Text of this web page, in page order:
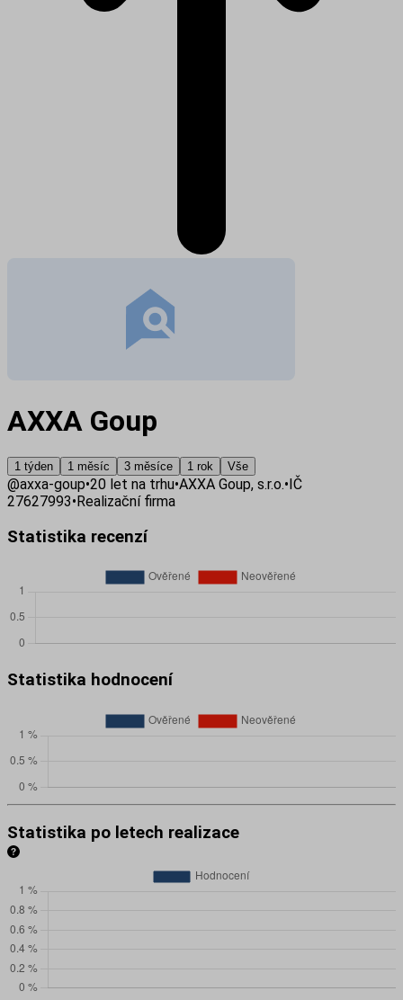
AXXA Goup
1 týden 1 měsíc 3 měsíce 1 rok Vše
@axxa-goup•20 let na trhu•AXXA Goup, s.r.o.•IČ
27627993•Realizační firma
Statistika recenzí
Statistika hodnocení
Statistika po letech realizace